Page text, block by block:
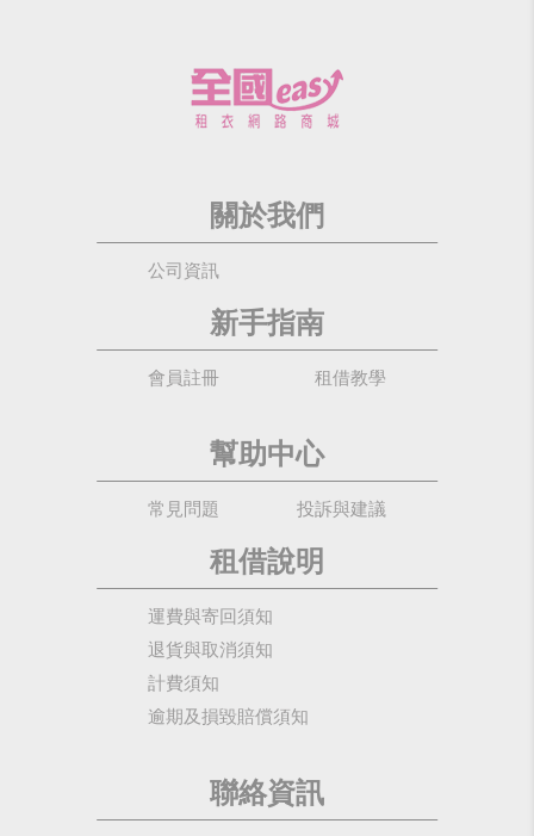
關於我們
公司資訊
新手指南
會員註冊 租借教學
幫助中心
常見問題 投訴與建議
租借說明
運費與寄回須知
退貨與取消須知
計費須知
逾期及損毀賠償須知
聯絡資訊